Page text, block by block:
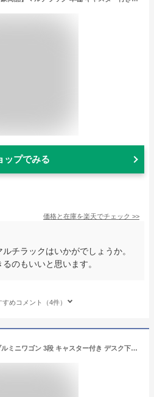
ップでみる
価格と在庫を楽天でチェック >>
チラックはいかがでしょうか。
のもいいと思います。
めコメント（4件）
【燕三条製】リセ テーブルミニワゴン 3段 キャスター付き デスク下収納 サイドテーブル サイドワゴン マルチワゴン サイドチェスト 机下収納 テーブル下収納 多目的ワゴン キッチン収納 リモートワーク 日本製 国産